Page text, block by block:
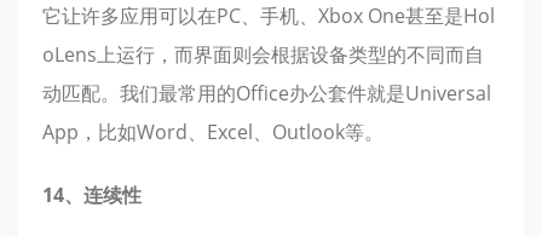
它让许多应用可以在PC、手机、Xbox One甚至是Hol
oLens上运行，而界面则会根据设备类型的不同而自
动匹配。我们最常用的Office办公套件就是Universal
App，比如Word、Excel、Outlook等。
14、连续性